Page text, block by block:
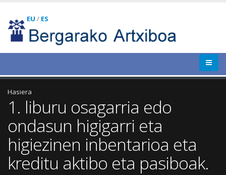
EU / ES
Hasiera
1. liburu osagarria edo
ondasun higigarri eta
higiezinen inbentarioa eta
kreditu aktibo eta pasiboak.